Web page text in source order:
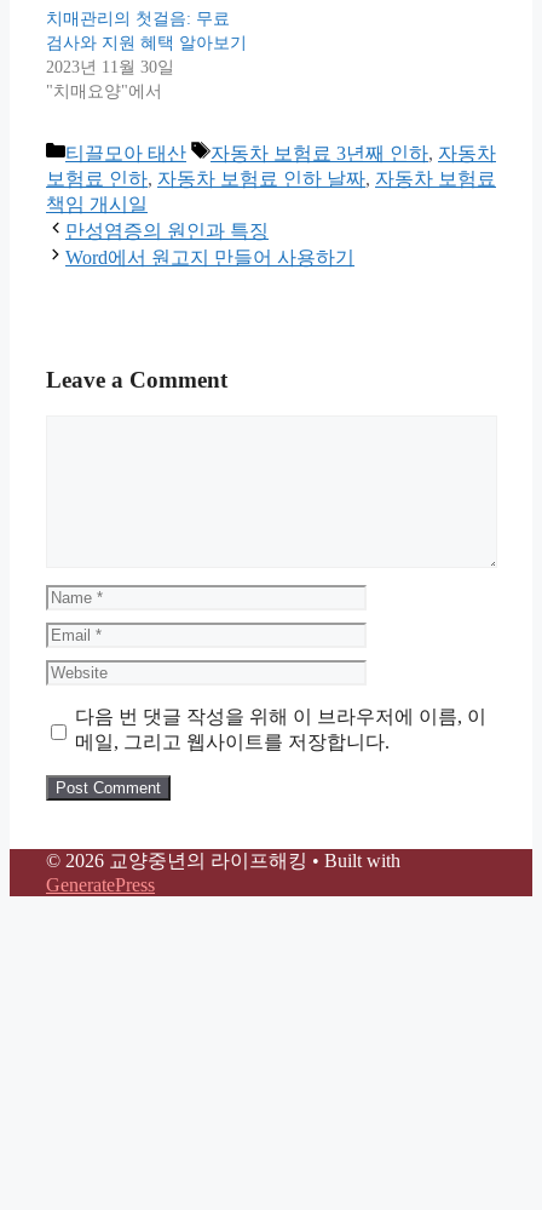
치매관리의 첫걸음: 무료
검사와 지원 혜택 알아보기
2023년 11월 30일
"치매요양"에서
Categories
티끌모아 태산 Tags
자동차 보험료 3년째 인하, 자동차
보험료 인하, 자동차 보험료 인하 날짜, 자동차 보험료
책임 개시일
만성염증의 원인과 특징
Word에서 원고지 만들어 사용하기
Leave a Comment
Name
Email
Website
다음 번 댓글 작성을 위해 이 브라우저에 이름, 이
메일, 그리고 웹사이트를 저장합니다.
© 2026 교양중년의 라이프해킹 • Built with
GeneratePress